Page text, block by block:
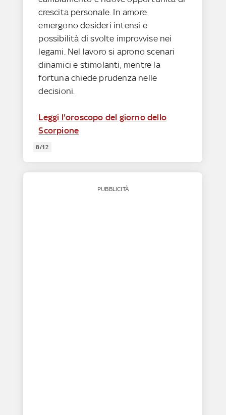
crescita personale. In amore
emergono desideri intensi e
possibilità di svolte improvvise nei
legami. Nel lavoro si aprono scenari
dinamici e stimolanti, mentre la
fortuna chiede prudenza nelle
decisioni.
Leggi l'oroscopo del giorno dello
Scorpione
8/12
PUBBLICITÀ